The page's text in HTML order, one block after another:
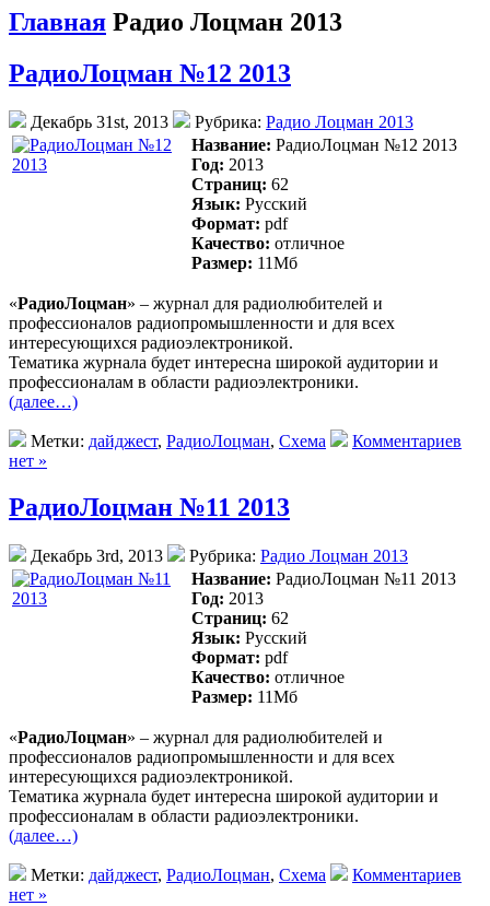
Главная Радио Лоцман 2013
РадиоЛоцман №12 2013
Декабрь 31st, 2013 Рубрика: Радио Лоцман 2013
Название: РадиоЛоцман №12 2013
Год: 2013
Страниц: 62
Язык: Русский
Формат: pdf
Качество: отличное
Размер: 11Mб
«РадиоЛоцман» – журнал для радиолюбителей и
профессионалов радиопромышленности и для всех
интересующихся радиоэлектроникой.
Тематика журнала будет интересна широкой аудитории и
профессионалам в области радиоэлектроники.
(далее…)
Метки: дайджест, РадиоЛоцман, Схема
Комментариев
нет »
РадиоЛоцман №11 2013
Декабрь 3rd, 2013 Рубрика: Радио Лоцман 2013
Название: РадиоЛоцман №11 2013
Год: 2013
Страниц: 62
Язык: Русский
Формат: pdf
Качество: отличное
Размер: 11Mб
«РадиоЛоцман» – журнал для радиолюбителей и
профессионалов радиопромышленности и для всех
интересующихся радиоэлектроникой.
Тематика журнала будет интересна широкой аудитории и
профессионалам в области радиоэлектроники.
(далее…)
Метки: дайджест, РадиоЛоцман, Схема
Комментариев
нет »